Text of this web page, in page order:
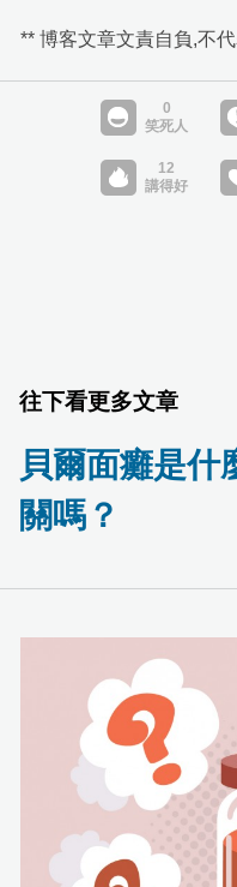
** 博客文章文責自負,不
往下看更多文章
貝爾面癱是什
關嗎？